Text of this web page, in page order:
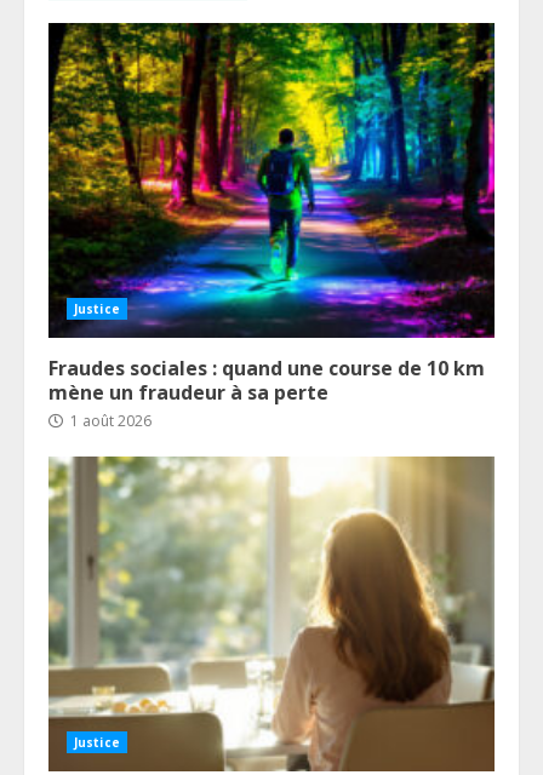
Justice
Fraudes sociales : quand une course de 10 km
mène un fraudeur à sa perte
1 août 2026
Justice